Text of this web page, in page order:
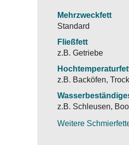
Mehrzweckfett
Standard
Fließfett
z.B. Getriebe
z.B. Backöfen,
z.B. Schleusen,
Weitere